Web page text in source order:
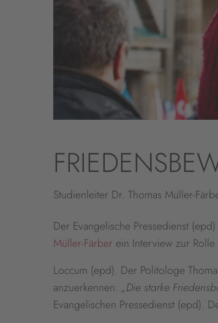
Studienleiter Dr. Thomas Müller-
Der Evangelische Pressedienst
Müller-Färber ein Interview zur
Loccum (epd). Der Politologe
anzuerkennen. „Die starke
Evangelischen Pressedienst (epd).